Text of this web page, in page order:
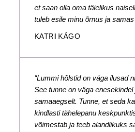
et saan olla oma täielikus
tuleb esile minu õrnus ja
KATRI KÄGO
“Lummi hõlstid on väga ilusad
See tunne on väga
samaaegselt. Tunne, et seda
kindlasti tähelepanu
võimestab ja teeb alandlikuks